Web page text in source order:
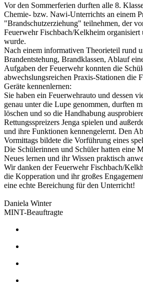
Vor den Sommerferien durften alle 8.
Chemie- bzw. Nawi-Unterrichts an einem
"Brandschutzerziehung" teilnehmen, der
Feuerwehr Fischbach/Kelkheim organisiert
wurde.
Nach einem informativen Theorieteil rund
Brandentstehung, Brandklassen, Ablauf
Aufgaben der Feuerwehr konnten die
abwechslungsreichen Praxis-Stationen die
Geräte kennenlernen:
Sie haben ein Feuerwehrauto und dessen
genau unter die Lupe genommen, durften
löschen und so die Handhabung
Rettungsspreizers Jenga spielen und
und ihre Funktionen kennengelernt. Den
Vormittags bildete die Vorführung eines
Die Schülerinnen und Schüler hatten eine
Neues lernen und ihr Wissen praktisch
Wir danken der Feuerwehr Fischbach/
die Kopperation und ihr großes
eine echte Bereichung für den Unterricht!
Daniela Winter
MINT-Beauftragte